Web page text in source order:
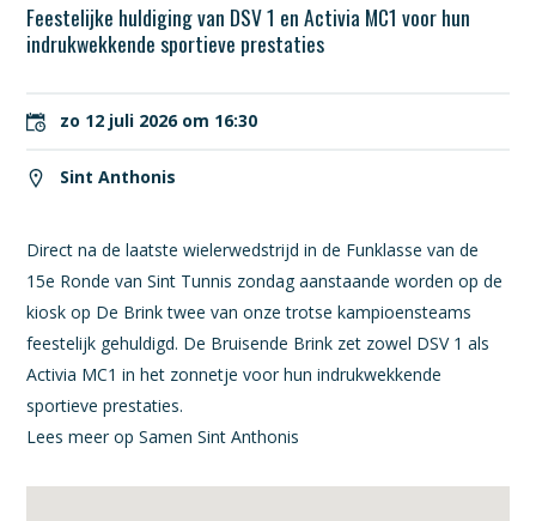
Feestelijke huldiging van DSV 1 en Activia MC1 voor hun
indrukwekkende sportieve prestaties
zo 12 juli 2026 om 16:30
Sint Anthonis
Direct na de laatste wielerwedstrijd in de Funklasse van de
15e Ronde van Sint Tunnis zondag aanstaande worden op de
kiosk op De Brink twee van onze trotse kampioensteams
feestelijk gehuldigd. De Bruisende Brink zet zowel DSV 1 als
Activia MC1 in het zonnetje voor hun indrukwekkende
sportieve prestaties.
Lees meer op Samen Sint Anthonis